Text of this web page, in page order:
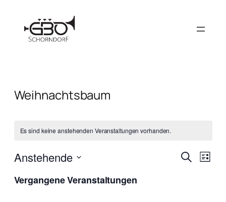
Weihnachtsbaum
Es sind keine anstehenden Veranstaltungen vorhanden.
SucheListe
Anstehende
wählen.
Vergangene Veranstaltungen